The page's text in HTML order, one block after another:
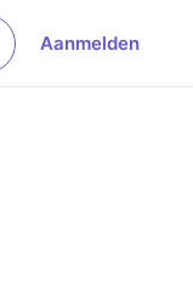
Aanmelden